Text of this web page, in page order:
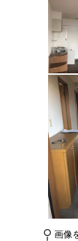
画像